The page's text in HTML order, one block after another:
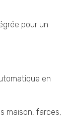
pour un
en
maison, farces,